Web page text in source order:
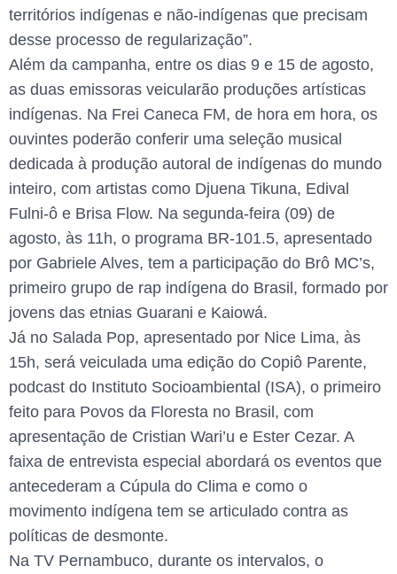
territórios indígenas e não-indígenas que precisam
desse processo de regularização”.
Além da campanha, entre os dias 9 e 15 de agosto,
as duas emissoras veicularão produções artísticas
indígenas. Na Frei Caneca FM, de hora em hora, os
ouvintes poderão conferir uma seleção musical
dedicada à produção autoral de indígenas do mundo
inteiro, com artistas como Djuena Tikuna, Edival
Fulni-ô e Brisa Flow. Na segunda-feira (09) de
agosto, às 11h, o programa BR-101.5, apresentado
por Gabriele Alves, tem a participação do Brô MC’s,
primeiro grupo de rap indígena do Brasil, formado por
jovens das etnias Guarani e Kaiowá.
Já no Salada Pop, apresentado por Nice Lima, às
15h, será veiculada uma edição do Copiô Parente,
podcast do Instituto Socioambiental (ISA), o primeiro
feito para Povos da Floresta no Brasil, com
apresentação de Cristian Wari’u e Ester Cezar. A
faixa de entrevista especial abordará os eventos que
antecederam a Cúpula do Clima e como o
movimento indígena tem se articulado contra as
políticas de desmonte.
Na TV Pernambuco, durante os intervalos, o